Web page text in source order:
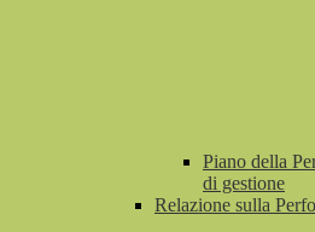
Piano della
di gestione
Relazione sulla